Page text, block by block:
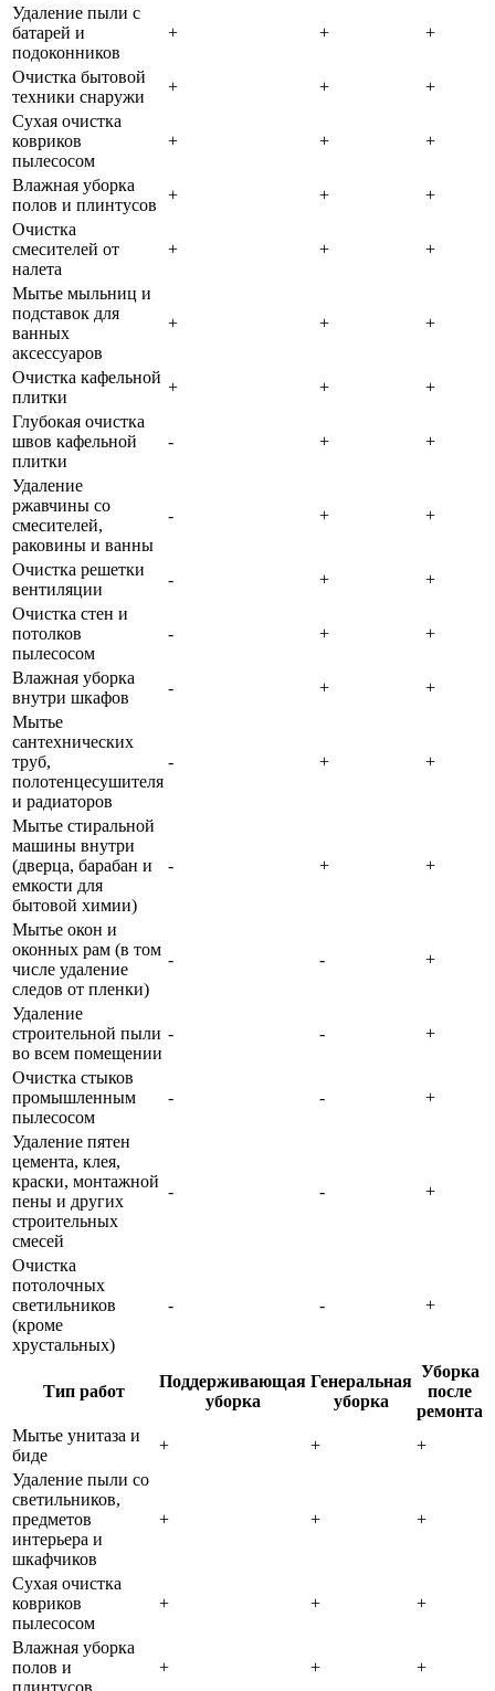
Удаление пыли с
батарей и
подоконников
+ + +
Очистка бытовой
техники снаружи
+ +
+
Сухая очистка
ковриков
пылесосом
+ + +
Влажная уборка
полов и плинтусов
+ +
+
Очистка
смесителей от
налета
+ + +
Мытье мыльниц и
подставок для
ванных
аксессуаров
+ + +
Очистка кафельной
плитки
+ +
+
Глубокая очистка
швов кафельной
плитки
- + +
Удаление
ржавчины со
смесителей,
раковины и ванны
- + +
Очистка решетки
вентиляции
- +
+
Очистка стен и
потолков
пылесосом
- + +
Влажная уборка
внутри шкафов
- +
+
Мытье
сантехнических
труб,
полотенцесушителя
и радиаторов
- + +
Мытье стиральной
машины внутри
(дверца, барабан и
емкости для
бытовой химии)
- + +
Мытье окон и
оконных рам (в том
числе удаление
следов от пленки)
- - +
Удаление
строительной пыли
во всем помещении
- - +
Очистка стыков
промышленным
пылесосом
- - +
Удаление пятен
цемента, клея,
краски, монтажной
пены и других
строительных
смесей
- - +
Очистка
потолочных
светильников
(кроме
хрустальных)
- - +
Тип работ
Поддерживающая
уборка
Генеральная
уборка
Уборка
после
ремонта
Мытье унитаза и
биде
+ +
+
Удаление пыли со
светильников,
предметов
интерьера и
шкафчиков
+ + +
Сухая очистка
ковриков
пылесосом
+ + +
Влажная уборка
полов и
+ + +